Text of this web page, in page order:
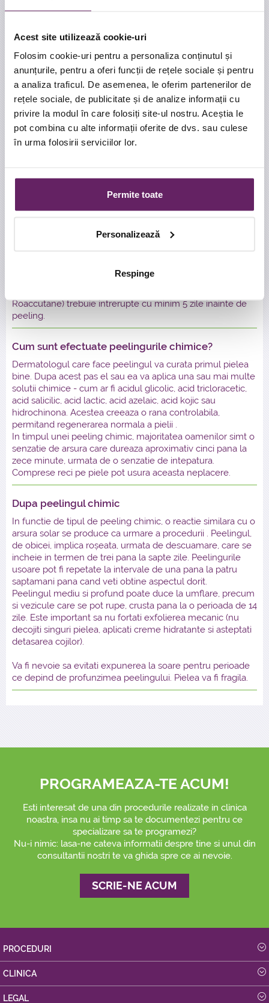
Acest site utilizează cookie-uri
Folosim cookie-uri pentru a personaliza conținutul și
anunțurile, pentru a oferi funcții de rețele sociale și pentru
a analiza traficul. De asemenea, le oferim partenerilor de
rețele sociale, de publicitate și de analize informații cu
privire la modul în care folosiți site-ul nostru. Aceștia le
pot combina cu alte informații oferite de dvs. sau culese
în urma folosirii serviciilor lor.
Permite toate
Personalizează
Respinge
chimic?
In general, pacientii cu tenul deschis la culoare sunt
candidati buni pentru peelingul chimic. Depresiunile,
umflaturile, si ridurile mai severe nu raspund bine la
peelingul chimic. Acestea pot avea nevoie de alte tipuri de
proceduri chirurgicale cosmetice, cum ar fi laser
resurfacing, tratament cu acid hialuronic, etc. Dermatologul
poate determina cel mai adecvat de tratament pentru tine.
Inainte de a apela la un peeling chimic spuneti medicului
urmeaza sa efectuati alte tratemente estetice (laser, IPL,
colagen).
Inainte de peelingul chimic, medicul dumneavoastra va
acid glicolic. Medicul poate prescrie, de asemenea,
antibiotice sau medicamente antivirale. Tratamentele pe
Roaccutane) trebuie intrerupte cu minim 5 zile inainte de
peeling.
Cum sunt efectuate peelingurile chimice?
Dermatologul care face peelingul va curata primul pielea
bine. Dupa acest pas el sau ea va aplica una sau mai multe
solutii chimice - cum ar fi acidul glicolic, acid tricloracetic,
acid salicilic, acid lactic, acid azelaic, acid kojic sau
hidrochinona. Acestea creeaza o rana controlabila,
permitand regenerarea normala a pielii .
In timpul unei peeling chimic, majoritatea oamenilor simt o
senzatie de arsura care dureaza aproximativ cinci pana la
zece minute, urmata de o senzatie de intepatura.
Comprese reci pe piele pot usura aceasta neplacere.
Dupa peelingul chimic
In functie de tipul de peeling chimic, o reactie similara cu o
arsura solar se produce ca urmare a procedurii . Peelingul,
de obicei, implica roșeata, urmata de descuamare, care se
incheie in termen de trei pana la sapte zile. Peelingurile
usoare pot fi repetate la intervale de una pana la patru
saptamani pana cand veti obtine aspectul dorit.
Peelingul mediu si profund poate duce la umflare, precum
si vezicule care se pot rupe, crusta pana la o perioada de 14
zile. Este important sa nu fortati exfolierea mecanic (nu
decojiti singuri pielea, aplicati creme hidratante si asteptati
detasarea cojilor).
Va fi nevoie sa evitati expunerea la soare pentru perioade
ce depind de profunzimea peelingului. Pielea va fi fragila.
PROGRAMEAZA-TE ACUM!
Esti interesat de una din procedurile realizate in clinica
noastra, insa nu ai timp sa te documentezi pentru ce
specializare sa te programezi?
Nu-i nimic: lasa-ne cateva informatii despre tine si unul din
consultantii nostri te va ghida spre ce ai nevoie.
SCRIE-NE ACUM
PROCEDURI
CLINICA
LEGAL